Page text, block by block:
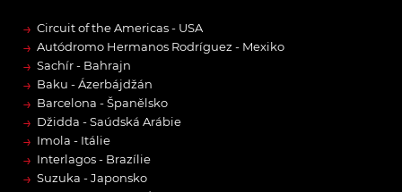
→ Circuit of the Americas - USA
→ Autódromo Hermanos Rodríguez - Mexiko
→ Sachír - Bahrajn
→ Baku - Ázerbájdžán
→ Barcelona - Španělsko
→ Džidda - Saúdská Arábie
→ Imola - Itálie
→ Interlagos - Brazílie
→ Suzuka - Japonsko